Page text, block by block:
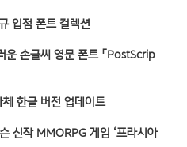
입점 폰트 컬렉션
운 손글씨 영문 폰트 「PostScrip
한글 버전 업데이트
신작 MMORPG 게임 ‘프라시아